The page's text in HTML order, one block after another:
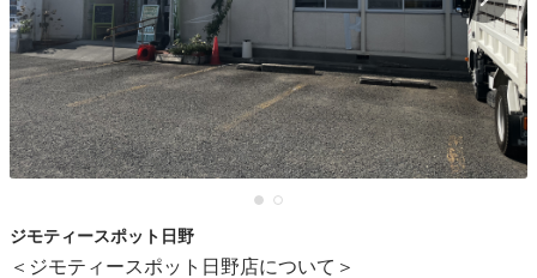
ジモティースポット日野
＜ジモティースポット日野店について＞